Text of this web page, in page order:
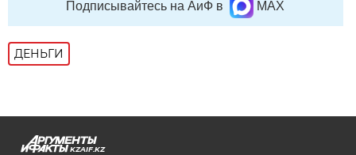
Подписывайтесь на АиФ в MAX
ДЕНЬГИ
KZAIF.KZ